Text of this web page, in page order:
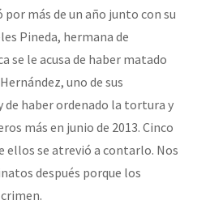
Humanidad. (Las poblaciones y
más de un año junto con su
Pineda, hermana de
se le acusa de haber matado
uno de sus
de haber ordenado la tortura y
más en junio de 2013. Cinco
ellos se atrevió a contarlo. Nos
después porque los